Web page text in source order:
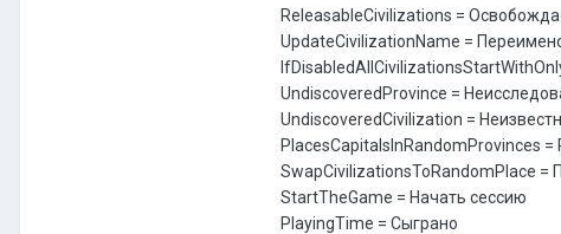
ReleasableCivilizations =
UpdateCivilizationName =
UndiscoveredProvince =
UndiscoveredCivilization =
PlacesCapitalsInRandomProvinces
SwapCivilizationsToRandomPlace
StartTheGame = Начать сессию
PlayingTime = Сыграно